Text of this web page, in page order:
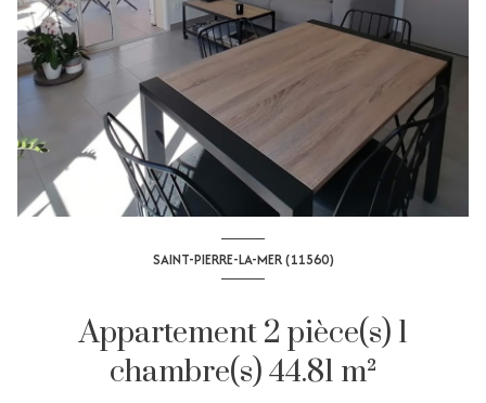
SAINT-PIERRE-LA-MER (11560)
Appartement 2 pièce(s) 1
chambre(s) 44.81 m²